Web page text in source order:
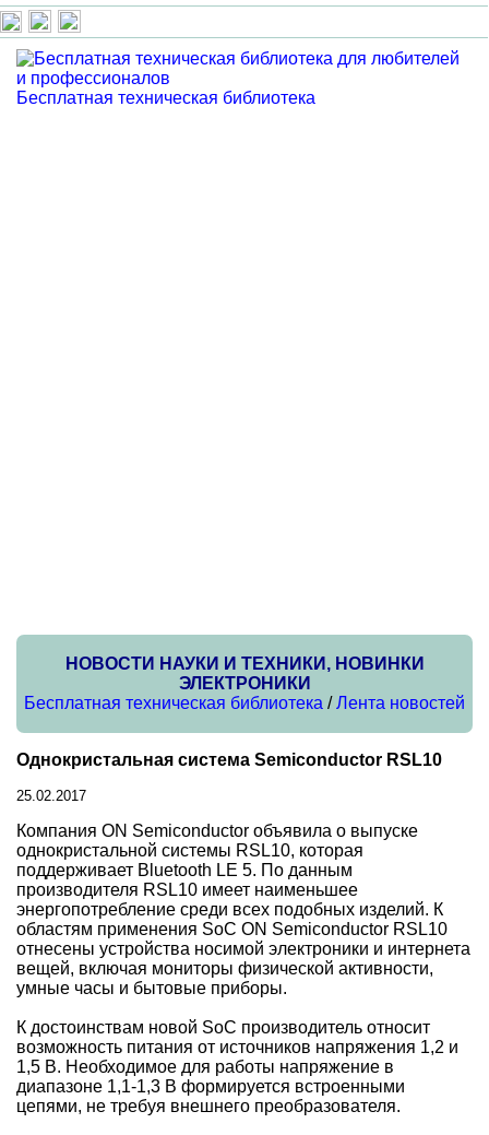
Бесплатная техническая библиотека
НОВОСТИ НАУКИ И ТЕХНИКИ, НОВИНКИ
ЭЛЕКТРОНИКИ
Бесплатная техническая библиотека /Лента новостей
Однокристальная система Semiconductor RSL10
25.02.2017
Компания ON Semiconductor объявила о выпуске
однокристальной системы RSL10, которая
поддерживает Bluetooth LE 5. По данным
производителя RSL10 имеет наименьшее
энергопотребление среди всех подобных изделий. К
областям применения SoC ON Semiconductor RSL10
отнесены устройства носимой электроники и интернета
вещей, включая мониторы физической активности,
умные часы и бытовые приборы.
К достоинствам новой SoC производитель относит
возможность питания от источников напряжения 1,2 и
1,5 В. Необходимое для работы напряжение в
диапазоне 1,1-1,3 В формируется встроенными
цепями, не требуя внешнего преобразователя.